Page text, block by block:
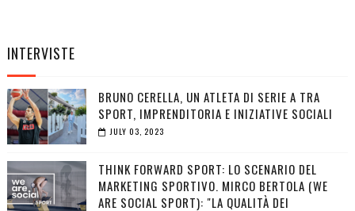
INTERVISTE
BRUNO CERELLA, UN ATLETA DI SERIE A TRA
SPORT, IMPRENDITORIA E INIZIATIVE SOCIALI
JULY 03, 2023
THINK FORWARD SPORT: LO SCENARIO DEL
MARKETING SPORTIVO. MIRCO BERTOLA (WE
ARE SOCIAL SPORT): "LA QUALITÀ DEI